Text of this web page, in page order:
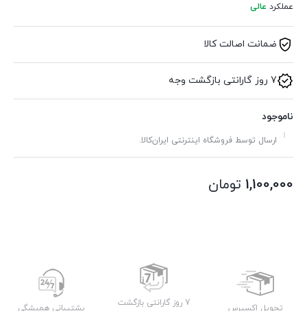
عملکرد عالی
ضمانت اصالت کالا
7 روز گارانتی بازگشت وجه
ناموجود
ارسال توسط فروشگاه اینترنتی ایران‌کالا.
1,100,000 تومان
تحویل اکسپرس
7 روز گارانتی بازگشت
پشتیبانی همیشگی